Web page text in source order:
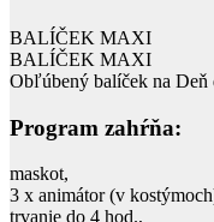
BALÍČEK MAXI
BALÍČEK MAXI
Obľúbený balíček na Deň
Program zahŕňa:
maskot,
3 x animátor (v
trvanie do 4 hod.,